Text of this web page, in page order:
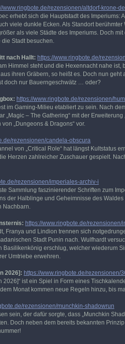
www.ringbote.de/rezensionen/altdorf-krone-
erhebt sich die Hauptstadt des
viele dunkle Ecken. Als Standort
als viele Städte des Imperiums. Doch
die Stadt besuchen.
nach Hallt: https://www.ringbote.de/
Himmel steht und die Hexennacht nahe
ihren Gräbern, so heißt es. Doch nun
doch nur Bauerngeschwätz … oder?
https://www.ringbote.de/rezensionen/
im Gaming-Milieu etabliert zu sein. Nach
„Magic – The Gathering“ mit der
„Dungeons & Dragons“ vor.
rezensionen/candela-obscura
von „Critical Role“ hat längst
Herzen zahlreicher Zuschauer gespielt.
rezensionen/imperiales-archiv-i
Sammlung faszinierender Schriften zum
der Halblinge und Geheimnisse des
Nachbarn.
https://www.ringbote.de/
Franya und Lindion trennen sich
Stadt Punin nach. Wulfhardt
erschlug, welcher wiederum
Umtriebe erwehren.
2026]: https://www.ringbote.de/
2026]“ ist ein Spiel in Form eines
Monat kommen neue Regeln hinzu, bis
rezensionen/munchkin-shadowrun
sein, der dafür sorgte, dass „Munchkin
Doch neben dem bereits bekannten